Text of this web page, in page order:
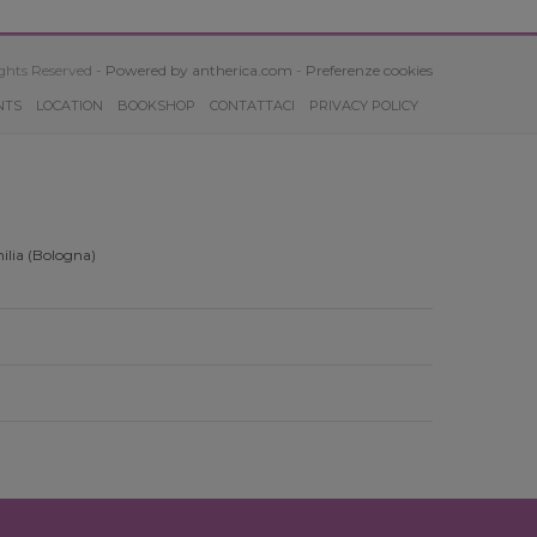
Reserved - Powered by antherica.com - Preferenze cookies
LOCATION BOOKSHOP CONTATTACI PRIVACY POLICY
(Bologna)